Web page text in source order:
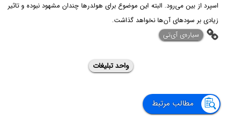
اسپرد از بین می‌رود. البته این موضوع برای هولدر‌ها چندان مشهود نبوده و تاثیر
زیادی بر سود‌های آن‌ها نخواهد گذاشت.
‌سیاره‌ی آی‌تی
واحد تبلیغات
مطالب مرتبط